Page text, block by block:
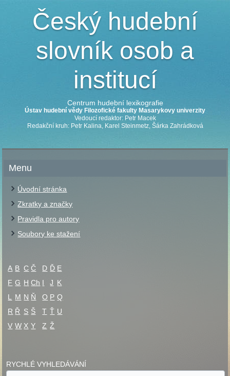
Český hudební
slovník osob a
institucí
Centrum hudební lexikografie
Ústav hudební vědy Filozofické fakulty Masarykovy univerzity
Vedoucí redaktor: Petr Macek
Redakční kruh: Petr Kalina, Karel Steinmetz, Šárka Zahrádková
Menu
Úvodní stránka
Zkratky a značky
Pravidla pro autory
Soubory ke stažení
A B C Č D Ď E
F G H Ch I J K
L
M N Ň O P Q
R Ř S Š T Ť U
V W X Y Z Ž
RYCHLÉ VYHLEDÁVÁNÍ